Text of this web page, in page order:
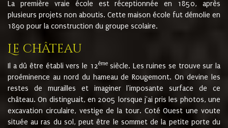
La première vraie école est réceptionnée en 1850, après
plusieurs projets non aboutis. Cette maison école fut démolie en
1890 pour la construction du groupe scolaire.
Le château
Il a dû être établi vers le 12èmesiècle. Les ruines se trouve sur la
proéminence au nord du hameau de Rougemont. On devine les
restes de murailles et imaginer l'imposante surface de ce
château. On distinguait, en 2005 lorsque j'ai pris les photos, une
excavation circulaire, vestige de la tour. Coté Ouest une voute
située au ras du sol, peut être le sommet de la petite porte du